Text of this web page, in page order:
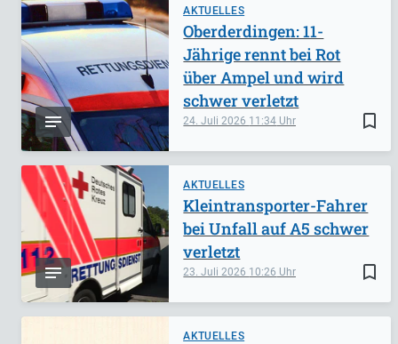
AKTUELLES
bookmark_border
24. Juli 2026 11:34
Oberderdingen: 11-
Jährige rennt bei Rot
über Ampel und wird
schwer verletzt
AKTUELLES
bookmark_border
23. Juli 2026 10:26
Kleintransporter-Fahrer
bei Unfall auf A5 schwer
verletzt
AKTUELLES